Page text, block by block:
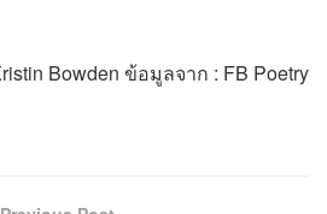
Bowden ข้อมูลจาก : FB Poetry